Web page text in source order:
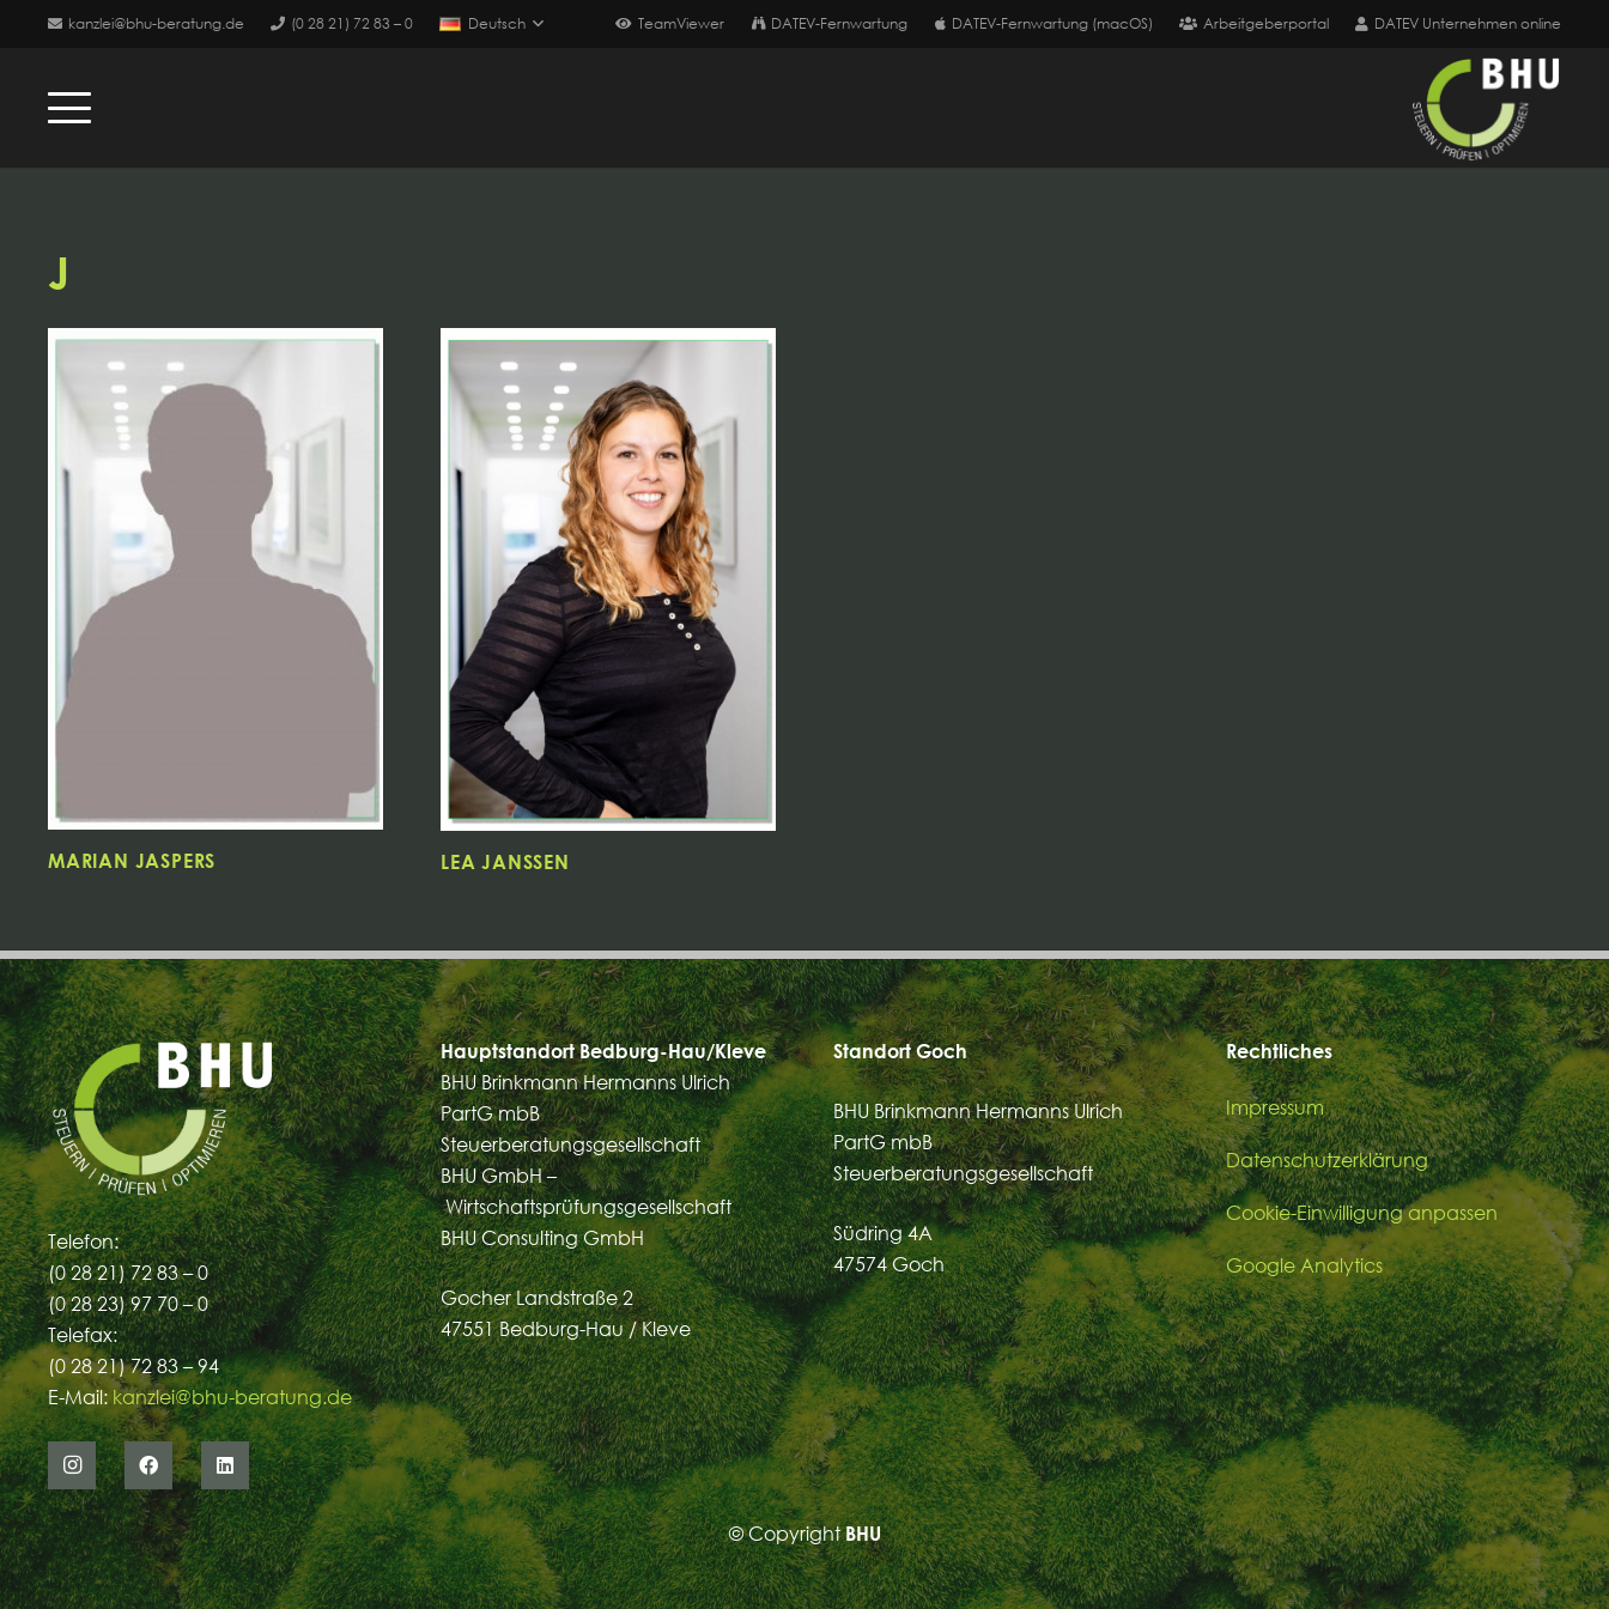
kanzlei@bhu-beratung.de (0 28 21) 72 83 – 0 Deutsch TeamViewer DATEV-Fernwartung DATEV-Fernwartung (macOS) Arbeitgeberportal DATEV Unternehmen online
J
MARIAN JASPERS LEA JANSSEN
Telefon:
(0 28 21) 72 83 – 0
(0 28 23) 97 70 – 0
Telefax:
(0 28 21) 72 83 – 94
E-Mail: kanzlei@bhu-beratung.de
Hauptstandort Bedburg-Hau/Kleve
BHU Brinkmann Hermanns Ulrich
PartG mbB
Steuerberatungsgesellschaft
BHU GmbH –
Wirtschaftsprüfungsgesellschaft
BHU Consulting GmbH
Gocher Landstraße 2
47551 Bedburg-Hau / Kleve
Standort Goch
BHU Brinkmann Hermanns Ulrich
PartG mbB
Steuerberatungsgesellschaft
Südring 4A
47574 Goch
Rechtliches
Impressum
Datenschutzerklärung
Cookie-Einwilligung anpassen
Google Analytics
© CopyrightBHU